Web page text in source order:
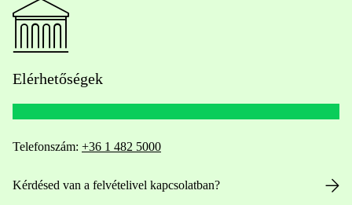
Elérhetőségek
Telefonszám: +36 1 482 5000
Kérdésed van a felvételivel kapcsolatban?